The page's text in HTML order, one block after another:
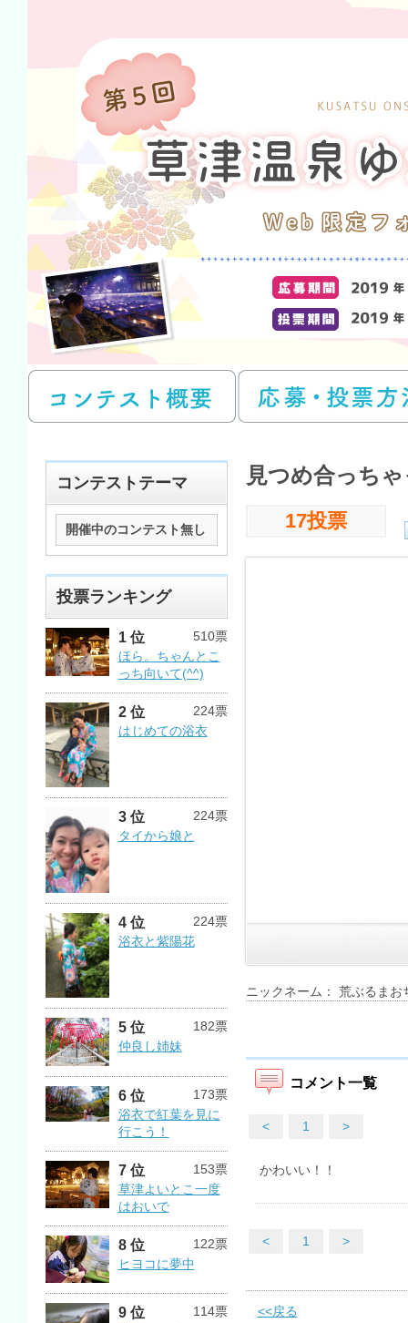
コンテストテーマ
開催中のコンテスト無し
投票ランキング
1 位
510票
ほら。ちゃんとこ
っち向いて(^^)
2 位
224票
はじめての浴衣
3 位
224票
タイから娘と
4 位
224票
浴衣と紫陽花
5 位
182票
仲良し姉妹
6 位
173票
浴衣で紅葉を見に
行こう！
7 位
153票
草津よいとこ一度
はおいで
8 位
122票
ヒヨコに夢中
9 位
114票
見つめ合っち
17投票
ニックネーム： 荒ぶるまお
コメント一覧
< 1 >
かわいい！！
< 1 >
<<戻る